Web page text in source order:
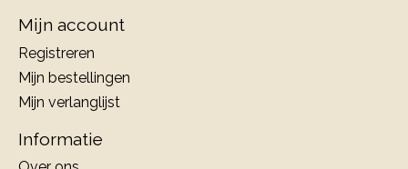
Mijn account
Registreren
Mijn bestellingen
Mijn verlanglijst
Informatie